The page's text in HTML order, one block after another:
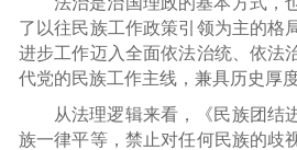
了以往民族工作政策引领为主的格
进步工作迈入全面依法治统、依法
代党的民族工作主线，兼具历史厚
从法理逻辑来看，《民族团结
族一律平等，禁止对任何民族的歧